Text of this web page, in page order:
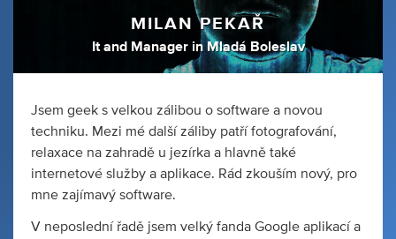
MILAN PEKAŘ
It and Manager inMladá Boleslav
Jsem geek s velkou zálibou o software a novou
techniku. Mezi mé další záliby patří fotografování,
relaxace na zahradě u jezírka a hlavně také
internetové služby a aplikace. Rád zkouším nový, pro
mne zajímavý software.
V neposlední řadě jsem velký fanda Google aplikací a